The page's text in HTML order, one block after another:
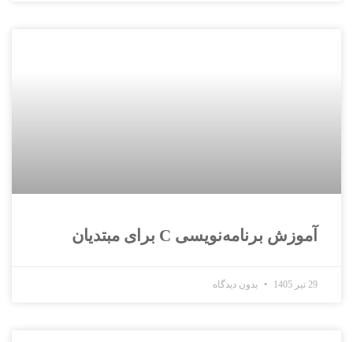
آموزش برنامه‌نویسی C برای مبتدیان
29 تیر 1405 بدون دیدگاه